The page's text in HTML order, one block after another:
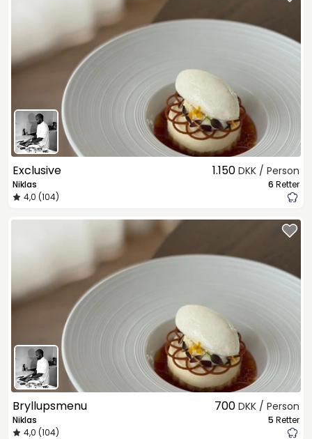
Exclusive
Niklas
4,0 (104)
1.150 DKK / Person
6 Retter
Bryllupsmenu
Niklas
4,0 (104)
700 DKK / Person
5 Retter